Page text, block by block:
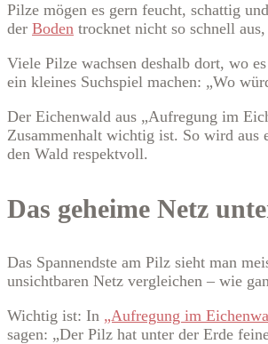
Pilze mögen es gern feucht, schattig
der Boden trocknet nicht so schnell
Viele Pilze wachsen deshalb dort, wo
ein kleines Suchspiel machen: „Wo
Der Eichenwald aus „Aufregung im
Zusammenhalt wichtig ist. So wird aus
den Wald respektvoll.
Das geheime Netz
Das Spannendste am Pilz sieht man
unsichtbaren Netz vergleichen – wie
Wichtig ist: In „Aufregung im
sagen: „Der Pilz hat unter der Erde